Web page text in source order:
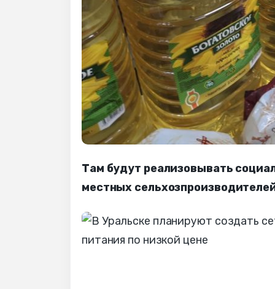
Там будут реализовывать
местных